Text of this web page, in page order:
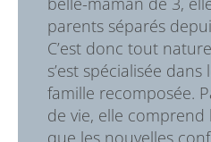
parents séparés
C’est donc tout
s’est spécialisée
famille recomposée.
de vie, elle
que les nouvelles